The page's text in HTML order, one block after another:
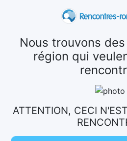
Nous trouvons
région qui
ATTENTION, CECI